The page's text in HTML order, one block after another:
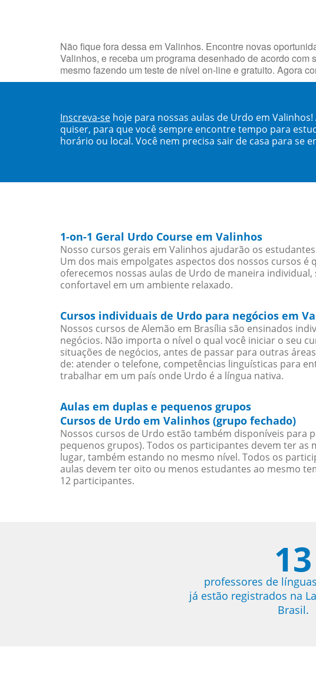
Não fique fora dessa em Valinhos. Encontre novas
Valinhos, e receba um programa desenhado de acordo
mesmo fazendo um teste de nível on-line e gratuito. Agora
Inscreva-se hoje para nossas aulas de Urdo em
quiser, para que você sempre encontre tempo para
horário ou local. Você nem precisa sair de casa para se
1-on-1 Geral Urdo Course em Valinhos
Nosso cursos gerais em Valinhos ajudarão os
Um dos mais empolgates aspectos dos nossos cursos
oferecemos nossas aulas de Urdo de maneira
confortavel em um ambiente relaxado.
Cursos individuais de Urdo para negócios em
Nossos cursos de Alemão em Brasília são ensinados
negócios. Não importa o nível o qual você iniciar o seu
situações de negócios, antes de passar para outras
de: atender o telefone, competências linguísticas para
trabalhar em um país onde Urdo é a língua nativa.
Aulas em duplas e pequenos grupos
Cursos de Urdo em Valinhos (grupo fechado)
Nossos cursos de Urdo estão também disponíveis para
pequenos grupos). Todos os participantes devem ter
lugar, também estando no mesmo nível. Todos os
aulas devem ter oito ou menos estudantes ao mesmo
12 participantes.
13
professores de
já estão registrados na
Brasil.